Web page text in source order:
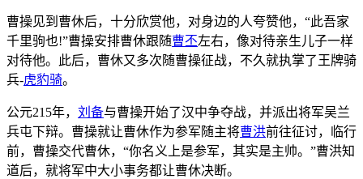
曹操见到曹休后，十分欣赏他，对身边的人夸赞他，“此吾家
千里驹也!”曹操安排曹休跟随曹丕左右，像对待亲生儿子一样
对待他。此后，曹休又多次随曹操征战，不久就执掌了王牌骑
兵-虎豹骑。
公元215年， 刘备与曹操开始了汉中争夺战，并派出将军吴兰
兵屯下辩。曹操就让曹休作为参军随主将曹洪前往征讨，临行
前，曹操交代曹休，“你名义上是参军，其实是主帅。”曹洪知
道后，就将军中大小事务都让曹休决断。